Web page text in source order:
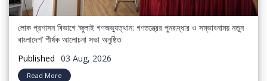
লোক প্রশাসন বিভাগে ‘জুলাই গণঅভ্যুত্থান: গণতন্ত্রের পুনরূদ্ধার ও সম্ভাবনাময় নতুন
বাংলাদেশ’ শীর্ষক আলোচনা সভা অনুষ্ঠিত
Published 03 Aug, 2026
Read More